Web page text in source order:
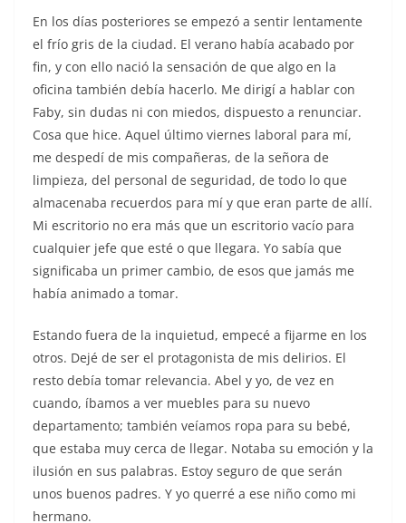
En los días posteriores se empezó a sentir lentamente
el frío gris de la ciudad. El verano había acabado por
fin, y con ello nació la sensación de que algo en la
oficina también debía hacerlo. Me dirigí a hablar con
Faby, sin dudas ni con miedos, dispuesto a renunciar.
Cosa que hice. Aquel último viernes laboral para mí,
me despedí de mis compañeras, de la señora de
limpieza, del personal de seguridad, de todo lo que
almacenaba recuerdos para mí y que eran parte de allí.
Mi escritorio no era más que un escritorio vacío para
cualquier jefe que esté o que llegara. Yo sabía que
significaba un primer cambio, de esos que jamás me
había animado a tomar.
Estando fuera de la inquietud, empecé a fijarme en los
otros. Dejé de ser el protagonista de mis delirios. El
resto debía tomar relevancia. Abel y yo, de vez en
cuando, íbamos a ver muebles para su nuevo
departamento; también veíamos ropa para su bebé,
que estaba muy cerca de llegar. Notaba su emoción y la
ilusión en sus palabras. Estoy seguro de que serán
unos buenos padres. Y yo querré a ese niño como mi
hermano.